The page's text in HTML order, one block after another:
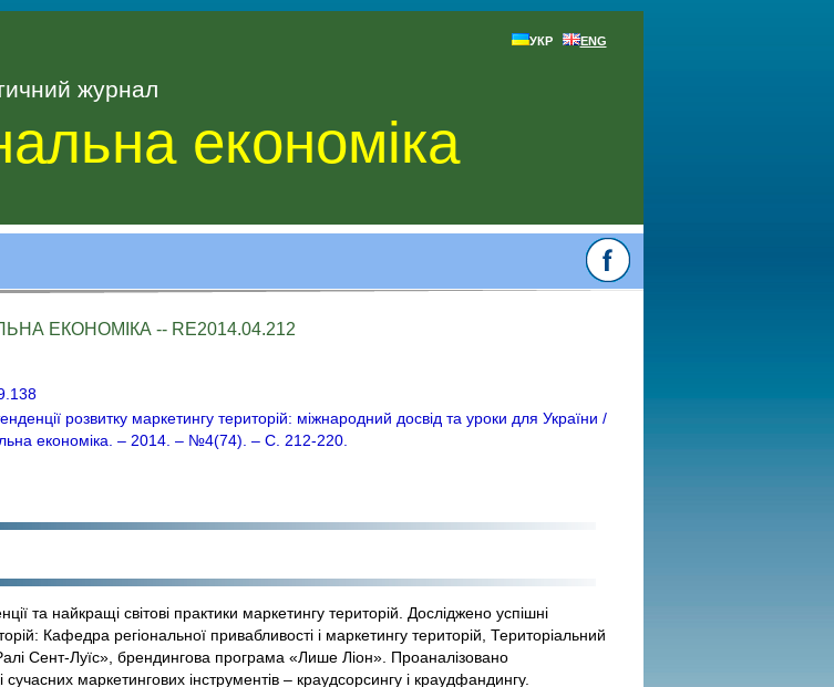
журнал
УКР ENG
економіка
ЕКОНОМІКА -- RE2014.04.212
розвитку маркетингу територій: міжнародний досвід та уроки для України /
економіка. – 2014. – №4(74). – С. 212-220.
та найкращі світові практики маркетингу територій. Досліджено успішні
Кафедра регіональної привабливості і маркетингу територій, Територіальний
Сент-Луїс», брендингова програма «Лише Ліон». Проаналізовано
маркетингових інструментів – краудсорсингу і краудфандингу.